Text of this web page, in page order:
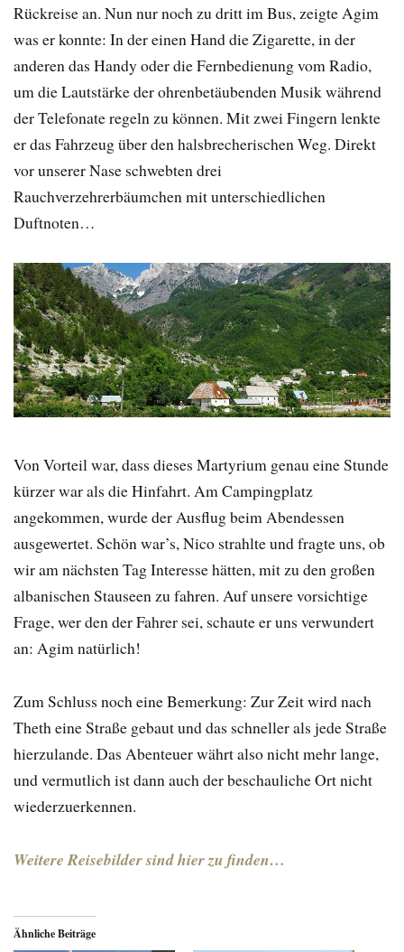
Rückreise an. Nun nur noch zu dritt im Bus, zeigte Agim
was er konnte: In der einen Hand die Zigarette, in der
anderen das Handy oder die Fernbedienung vom Radio,
um die Lautstärke der ohrenbetäubenden Musik während
der Telefonate regeln zu können. Mit zwei Fingern lenkte
er das Fahrzeug über den halsbrecherischen Weg. Direkt
vor unserer Nase schwebten drei
Rauchverzehrerbäumchen mit unterschiedlichen
Duftnoten…
Von Vorteil war, dass dieses Martyrium genau eine Stunde
kürzer war als die Hinfahrt. Am Campingplatz
angekommen, wurde der Ausflug beim Abendessen
ausgewertet. Schön war’s, Nico strahlte und fragte uns, ob
wir am nächsten Tag Interesse hätten, mit zu den großen
albanischen Stauseen zu fahren. Auf unsere vorsichtige
Frage, wer den der Fahrer sei, schaute er uns verwundert
an: Agim natürlich!
Zum Schluss noch eine Bemerkung: Zur Zeit wird nach
Theth eine Straße gebaut und das schneller als jede Straße
hierzulande. Das Abenteuer währt also nicht mehr lange,
und vermutlich ist dann auch der beschauliche Ort nicht
wiederzuerkennen.
Weitere Reisebilder sind hier zu finden…
Ähnliche Beiträge